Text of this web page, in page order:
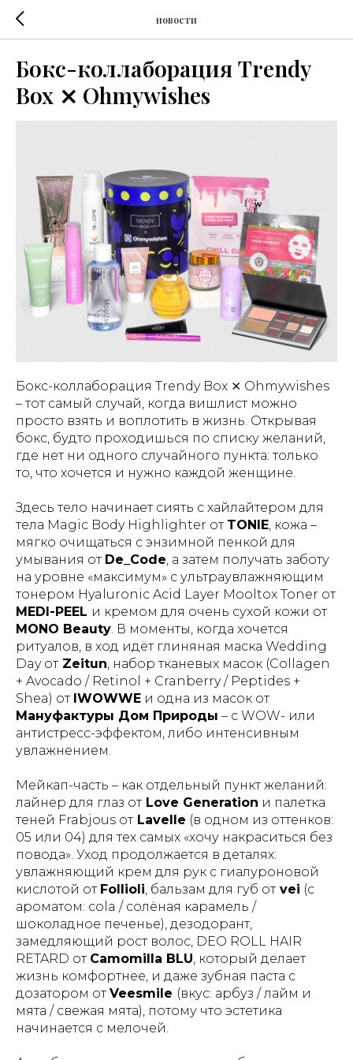
новости
Бокс-коллаборация Trendy
Box ⨯ Ohmywishes
Бокс-коллаборация Trendy Box ⨯ Ohmywishes
– тот самый случай, когда вишлист можно
просто взять и воплотить в жизнь. Открывая
бокс, будто проходишься по списку желаний,
где нет ни одного случайного пункта: только
то, что хочется и нужно каждой женщине.
Здесь тело начинает сиять с хайлайтером для
тела Magic Body Highlighter от TONIE, кожа –
мягко очищаться с энзимной пенкой для
умывания от De_Code, а затем получать заботу
на уровне «максимум» с ультраувлажняющим
тонером Hyaluronic Acid Layer Mooltox Toner от
MEDI-PEEL и кремом для очень сухой кожи от
MONO Beauty. В моменты, когда хочется
ритуалов, в ход идёт глиняная маска Wedding
Day отZeitun, набор тканевых масок (Collagen
+ Avocado / Retinol + Cranberry / Peptides +
Shea) от IWOWWE и одна из масок от
Мануфактуры Дом Природы – с WOW- или
антистресс-эффектом, либо интенсивным
увлажнением.
Мейкап-часть – как отдельный пункт желаний:
лайнер для глаз отLove Generation и палетка
теней Frabjous отLavelle (в одном из оттенков:
05 или 04) для тех самых «хочу накраситься без
повода». Уход продолжается в деталях:
увлажняющий крем для рук с гиалуроновой
кислотой от Follioli, бальзам для губ отvei (с
ароматом: cola / солёная карамель /
шоколадное печенье), дезодорант,
замедляющий рост волос, DEO ROLL HAIR
RETARD от Camomilla BLU, который делает
жизнь комфортнее, и даже зубная паста с
дозатором отVeesmile (вкус: арбуз / лайм и
мята / свежая мята), потому что эстетика
начинается с мелочей.